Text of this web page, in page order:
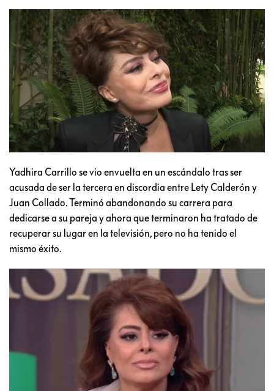
Yadhira Carrillo se vio envuelta en un escándalo tras ser
acusada de ser la tercera en discordia entre Lety Calderón y
Juan Collado. Terminó abandonando su carrera para
dedicarse a su pareja y ahora que terminaron ha tratado de
recuperar su lugar en la televisión, pero no ha tenido el
mismo éxito.